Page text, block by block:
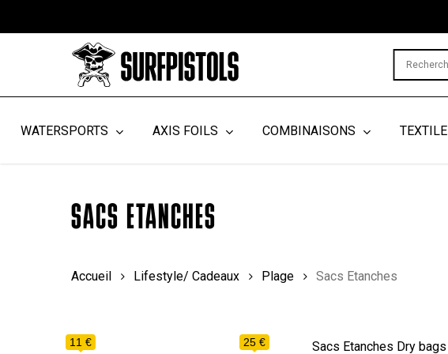
WATERSPORTS AXIS FOILS COMBINAISONS TEXTILE
SACS ETANCHES
Accueil Lifestyle/ Cadeaux Plage Sacs Etanches
11 € 25 € Sacs Etanches Dry bags